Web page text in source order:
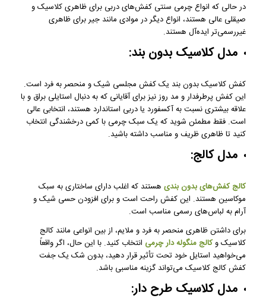
در حالی که انواع چرمی سنتی کفش‌های دربی برای ظاهری کلاسیک و
صیقلی عالی هستند، انواع دیگر در موادی مانند جیر برای ظاهری
غیررسمی‌تر ایده‌آل هستند.
مدل کلاسیک بدون بند:
کفش کلاسیک بدون بند یک کفش مجلسی شیک و منحصر به فرد است.
این کفش پرطرفدار و مد روز نیز برای آقایانی که به دنبال استایلی براق و با
علاقه بیشتری نسبت به آکسفورد یا دربی استاندارد هستند، انتخابی عالی
است. فقط مطمئن شوید که یک سبک چرمی با کمی درخشندگی انتخاب
کنید تا ظاهری ظریف و مناسب داشته باشید.
مدل کالج:
کالج کفش‌های بدون بندیهستند که اغلب دارای ساختاری به سبک
موکاسین هستند. این کفش راحت است و برای افزودن حسی شیک و
آرام به لباس‌های رسمی مناسب است.
برای داشتن ظاهری منحصر به فرد و ملایم، از بین انواعی مانند کالج
کلاسیک وکالج منگوله ‌دار چرمی انتخاب کنید. با این حال، اگر واقعاً
می‌خواهید استایل خود تحت تأثیر قرار دهید، بدون شک یک جفت
کفش کالج کلاسیک می‌تواند گزینه مناسبی باشد.
مدل کلاسیک طرح دار: